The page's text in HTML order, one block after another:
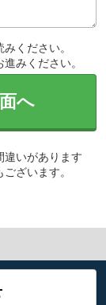
ください。
みください。
へ
いがあります
ざいます。